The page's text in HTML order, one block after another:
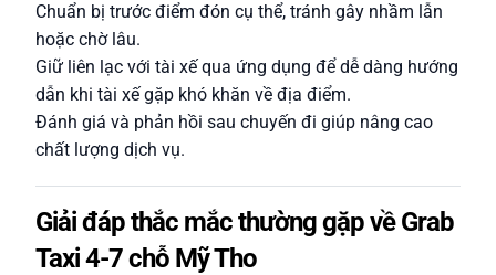
Chuẩn bị trước điểm đón cụ thể, tránh gây nhầm lẫn
hoặc chờ lâu.
Giữ liên lạc với tài xế qua ứng dụng để dễ dàng hướng
dẫn khi tài xế gặp khó khăn về địa điểm.
Đánh giá và phản hồi sau chuyến đi giúp nâng cao
chất lượng dịch vụ.
Giải đáp thắc mắc thường gặp về Grab
Taxi 4-7 chỗ Mỹ Tho